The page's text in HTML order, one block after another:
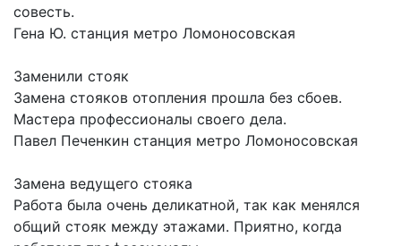
совесть.
Гена Ю. станция метро Ломоносовская
Заменили стояк
Замена стояков отопления прошла без сбоев.
Мастера профессионалы своего дела.
Павел Печенкин станция метро Ломоносовская
Замена ведущего стояка
Работа была очень деликатной, так как менялся
общий стояк между этажами. Приятно, когда